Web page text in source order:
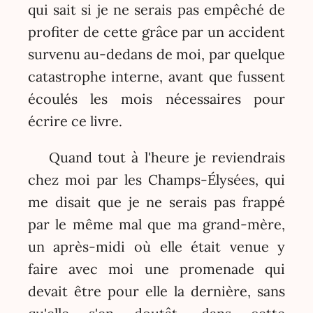
qui sait si je ne serais pas empêché de
profiter de cette grâce par un accident
survenu au-dedans de moi, par quelque
catastrophe interne, avant que fussent
écoulés les mois nécessaires pour
écrire ce livre.
Quand tout à l'heure je reviendrais
chez moi par les Champs-Élysées, qui
me disait que je ne serais pas frappé
par le même mal que ma grand-mère,
un après-midi où elle était venue y
faire avec moi une promenade qui
devait être pour elle la dernière, sans